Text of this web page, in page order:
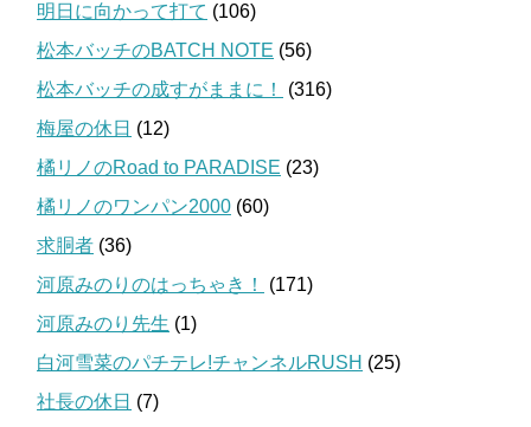
明日に向かって打て (106)
松本バッチのBATCH NOTE (56)
松本バッチの成すがままに！
(316)
梅屋の休日 (12)
橘リノのRoad to PARADISE (23)
橘リノのワンパン2000 (60)
求胴者 (36)
河原みのりのはっちゃき！
(171)
河原みのり先生 (1)
白河雪菜のパチテレ!チャンネルRUSH (25)
社長の休日 (7)